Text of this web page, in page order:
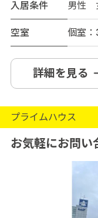
入居条件
男性
空室
個室：
詳細を見る
プライムハウス
お気軽にお問い